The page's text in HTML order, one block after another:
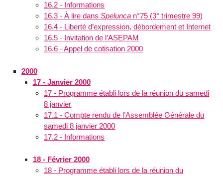
16.2 - Informations
16.3 - À lire dansSpelunca n°75 (3° trimestre 99)
16.4 - Liberté d’expression, débordement et Internet
16.5 - Invitation de l’ASEPAM
16.6 - Appel de cotisation 2000
2000
17 - Janvier 2000
17 - Programme établi lors de la réunion du samedi
8 janvier
17.1 - Compte rendu de l’Assemblée Générale du
samedi 8 janvier 2000
17.2 - Informations
18 - Février 2000
18 - Programme établi lors de la réunion du